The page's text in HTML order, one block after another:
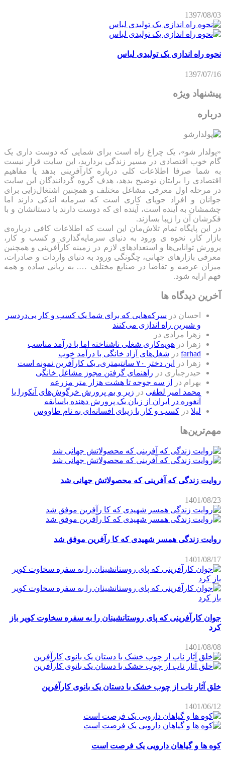
1397/08/03
نحوه راه اندازی یک تولیدی لباس
1397/07/16
پیشنهاد ویژه
درباره
«پولدار شو»، یک چراغ راه است برای شمایی که دوست داری یک
گام خوب اقتصادی در مسیر زندگی بردارید، این سایت قرار نیست
به شما صرفا اطلاعات کلی درباره کارآفرینی بدهد یا مفاهیم
اقتصادی را برایتان توضیح بدهد، هدف گروه گردانندگان این سایت
در مرحله اول معرفی مشاغل مختلف و همچنین اشتغال‌زایی برای
جوانان و افراد جویای کاری است که سرمایه اندکی دارند اما
چشمشان به آینده است، آینده ای که دوست دارند با دستانشان و با
فکرشان آن را زیبا بسازند.
در این پایگاه تمام تلاش‌مان این است که ‌اطلاعات کافی درباره‌ی
بازار کار، نحوه ی ورود به دنیای سرمایه‌گذاری و کسب و کار،
پرورش توانایی‌ها و استعدادهای لازم در زمینه کارآفرینی و همچنین
معرفی بازارهای جهانی، چگونگی ورود به دنیای واردات و صادرات،
میزان عرضه و تقاضا در صنایع مختلف …. به زبانی ساده و همه
فهم ارایه شود.
آخرین دیدگاه ها
احسان در سرکه‌هایی که برای شما یک کسب و کار بی‌دردسر
و شیرین راه اندازی می‌کنند
زهرا مرادی در
زهرا
در هویه‌کاری شغلی ناشناخته اما با درآمد مناسب
farhad در شغل‌های آزاد خانگی با درآمد خوب
زهرا
در
این دختر ۷۰ سانتیمتری، یک کارآفرین نمونه است
حیدرجباری در راهنمای گرفتن مجوز مشاغل خانگی
بهرام در
از سه جوجه تا هشت هزار متر مزرعه
محمد امیر لطفی در زیر و بم پرورش خرگوش‌های آنکورا یا
آنغوره در ایران از زبان یک پرورش دهنده باسابقه
لیلا در کسب و کار با زیبای افسانه‌ای به نام طاووس
مهم‌ترین‌ها
روایت زندگی که آفرینی که محصولاتش جهانی شد
1401/08/23
روایت زندگی همسر شهیدی که کا رآفرین موفق شد
1401/08/17
جوان کارآفرینی که پای روستانشینان را به سفره سخاوت کویر باز
کرد
1401/08/08
خلق آثار ناب از چوب خشک با دستان یک بانوی کارآفرین
1401/06/12
کوه ها و گیاهان دارویی یک فرصت است